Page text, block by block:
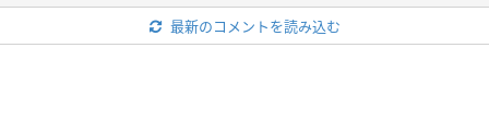
最新のコメントを読み込む